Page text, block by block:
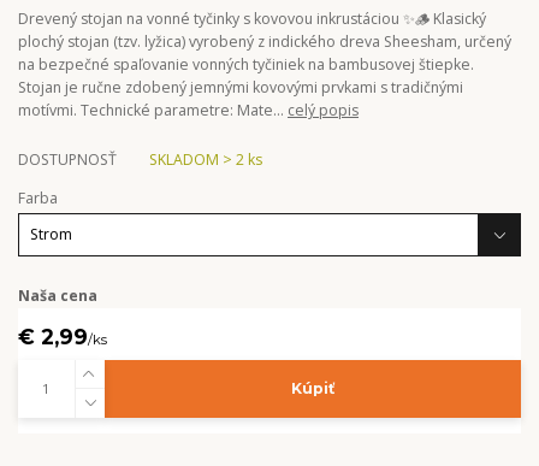
Drevený stojan na vonné tyčinky s kovovou inkrustáciou ✨🪵 Klasický
plochý stojan (tzv. lyžica) vyrobený z indického dreva Sheesham, určený
na bezpečné spaľovanie vonných tyčiniek na bambusovej štiepke.
Stojan je ručne zdobený jemnými kovovými prvkami s tradičnými
motívmi. Technické parametre: Mate... celý popis
DOSTUPNOSŤ
SKLADOM > 2 ks
Farba
Naša cena
€ 2,99/ks
Kúpiť